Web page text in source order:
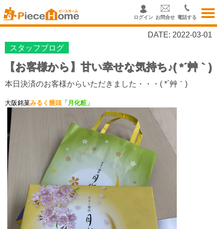
ログイン お問合せ 電話する
DATE: 2022-03-01
スタッフブログ
【お客様から】甘い幸せな気持ち♪( *´艸｀)
本日決済のお客様からいただきました・・・( *´艸｀)
大阪銘菓みるく饅頭 「月化粧」